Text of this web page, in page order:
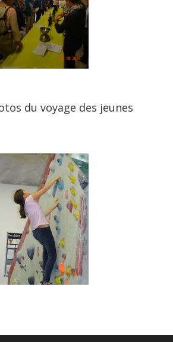
du voyage des jeunes